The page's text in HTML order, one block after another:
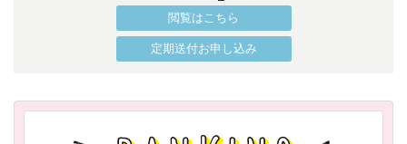
閲覧はこちら
定期送付お申し込み